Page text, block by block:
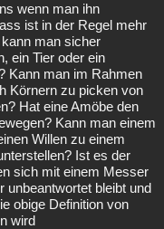
wenn man ihn
ist in der Regel mehr
man sicher
ein Tier oder ein
Kann man im Rahmen
Körnern zu picken von
Hat eine Amöbe den
Kann man einem
Willen zu einem
Ist es der
sich mit einem Messer
unbeantwortet bleibt und
obige Definition von
wird